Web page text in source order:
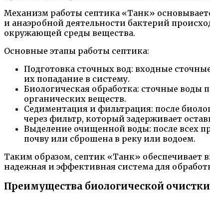
Механизм работы септика «Танк»
и анаэробной деятельности бактерий
окружающей среды вещества.
Основные этапы работы септика:
Подготовка сточных вод: входные
их попадание в систему.
Биологическая обработка: сточные воды
органических веществ.
Седиментация и фильтрация: после
через фильтр, который задерживает
Выделение очищенной воды: после всех
почву или сброшена в реку или водоем.
Таким образом, септик «Танк» обеспечивает
надежная и эффективная система для
Преимущества биологической очистки